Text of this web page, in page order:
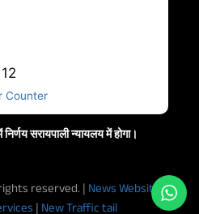
Counter
निर्णय सरायपाली न्यायलय में होगा।
reserved. | News Website
| New Traffic tail